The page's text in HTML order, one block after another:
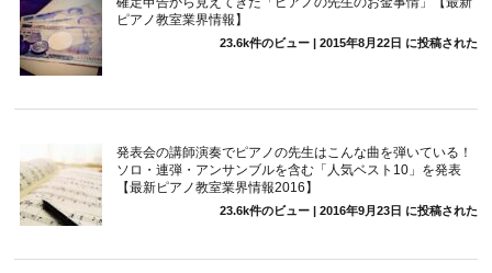
ピアノ教室業界情報】
23.6k件のビュー| 2015年8月22日 に投稿された
発表会の講師演奏でピアノの先生はこんな曲を弾いている！
ソロ・連弾・アンサンブルを含む「人気ベスト10」を発表
【最新ピアノ教室業界情報2016】
23.6k件のビュー| 2016年9月23日 に投稿された